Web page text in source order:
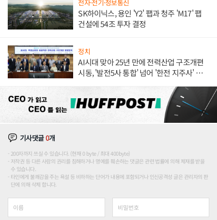
전자·전기·정보통신
SK하이닉스, 용인 'Y2' 팹과 청주 'M17' 팹
건설에 54조 투자 결정
정치
AI시대 맞아 25년 만에 전력산업 구조개편
시동, '발전5사 통합' 넘어 '한전 지주사' 재편
기사댓글0개
200자까지 쓰실 수 있습니다. (현재 0 byte / 최대 400byte)
저작권 등 다른 사람의 권리를 침해하거나 명예를 훼손하는 댓글은 관련 법률에 의해 제재를 받을
수 있습니다.
타인에게 불쾌감을 주는 욕설 등 비하하는 단어가 내용에 포함되거나 인신공격성 글은 관리자의 판
단에 의해 삭제 합니다.